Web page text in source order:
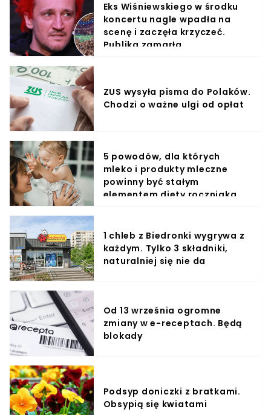
Eks Wiśniewskiego w środku
koncertu nagle wpadła na
scenę i zaczęła krzyczeć.
Publika zamarła
ZUS wysyła pisma do Polaków.
Chodzi o ważne ulgi od opłat
5 powodów, dla których
mleko i produkty mleczne
powinny być stałym
elementem diety roczniaka
1 chleb z Biedronki wygrywa z
każdym. Tylko 3 składniki,
naturalniej się nie da
Od 13 września ogromne
zmiany w e-receptach. Będą
blokady
Podsyp doniczki z bratkami.
Obsypią się kwiatami